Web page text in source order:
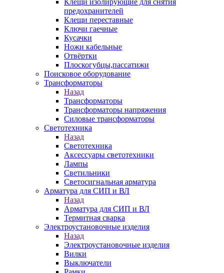
Клещи изолирующие для снятия
предохранителей
Клещи переставные
Ключи гаечные
Кусачки
Ножи кабельные
Отвёртки
Плоскогубцы,пассатижи
Поисковое оборудование
Трансформаторы
Назад
Трансформаторы
Трансформаторы напряжения
Силовые трансформаторы
Светотехника
Назад
Светотехника
Аксессуары светотехники
Лампы
Светильники
Светосигнальная арматура
Арматура для СИП и ВЛ
Назад
Арматура для СИП и ВЛ
Термитная сварка
Электроустановочные изделия
Назад
Электроустановочные изделия
Вилки
Выключатели